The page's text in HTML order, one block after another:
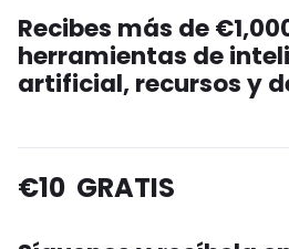
Recibes más de
herramientas de
artificial, recursos y
€10 GRATIS